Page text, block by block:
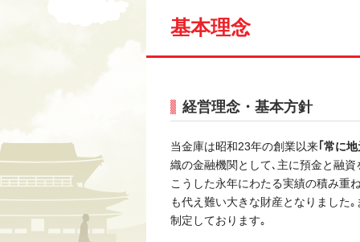
基本理念
経営理念・基本方針
当金庫は昭和23年の創業以来 ｢常に
織の金融機関として､主に預金と融
こうした永年にわたる実績の積み重
も代え難い大きな財産となりました
制定しております｡